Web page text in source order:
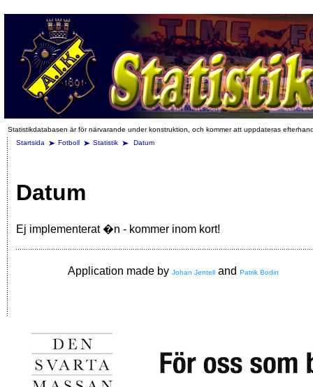
Statistikdatabasen är för närvarande under konstruktion, och kommer att uppdateras
Startsida
Fotboll Statistik Datum
Datum
Ej implementerat �n - kommer inom kort!
Application made by Johan Jentell and Patrik Bodin